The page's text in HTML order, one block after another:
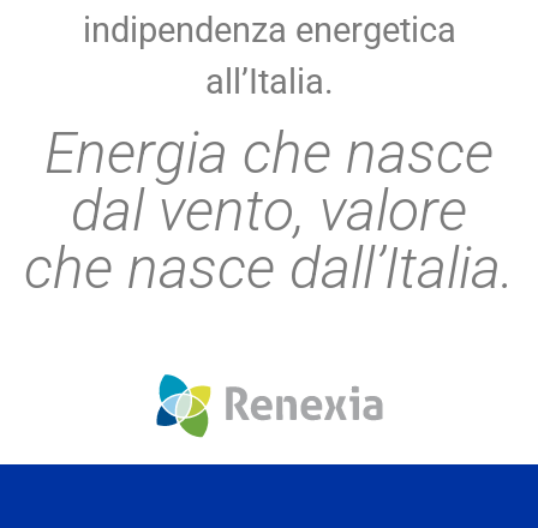
indipendenza energetica
all’Italia.
Energia che nasce
dal vento, valore
che nasce dall’Italia.